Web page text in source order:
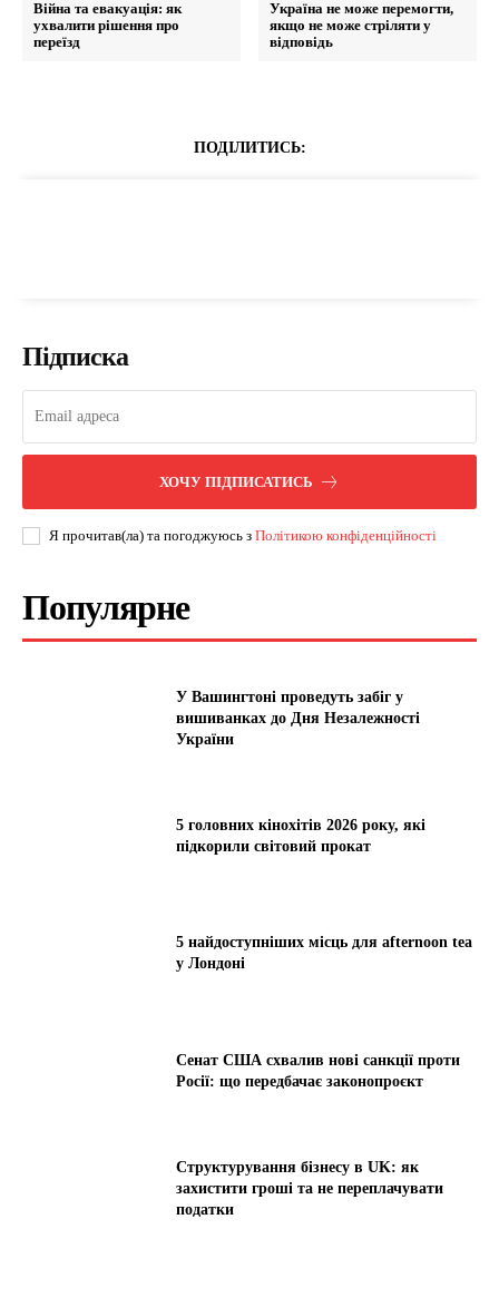
Війна та евакуація: як
ухвалити рішення про
переїзд
Україна не може перемогти,
якщо не може стріляти у
відповідь
ПОДІЛИТИСЬ:
Підписка
ХОЧУ ПІДПИСАТИСЬ
Я прочитав(ла) та погоджуюсь з Політикою конфіденційності
Популярне
У Вашингтоні проведуть забіг у
вишиванках до Дня Незалежності
України
5 головних кінохітів 2026 року, які
підкорили світовий прокат
5 найдоступніших місць для afternoon tea
у Лондоні
Сенат США схвалив нові санкції проти
Росії: що передбачає законопроєкт
Структурування бізнесу в UK: як
захистити гроші та не переплачувати
податки